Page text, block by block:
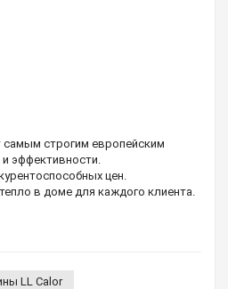
самым строгим европейским
и эффективности.
цен.
в доме для каждого клиента.
LL Calor